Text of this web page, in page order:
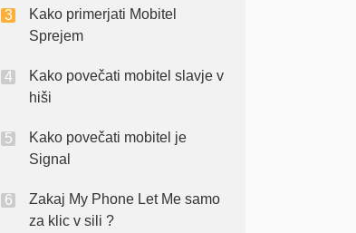
Kako primerjati Mobitel
Sprejem
Kako povečati mobitel slavje v
hiši
Kako povečati mobitel je
Signal
Zakaj My Phone Let Me samo
za klic v sili ?